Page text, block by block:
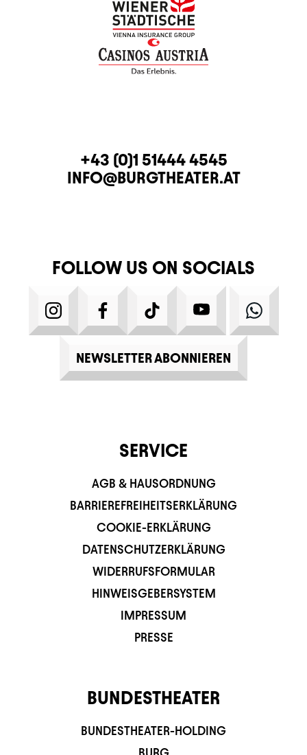
CONTACTTELEPHONE
+43 (0)1 51444 4545
E-MAIL
INFO@BURGTHEATER.AT
FOLLOW US ON SOCIALS
INSTAGRAMFACEBOOKTIKTOK YOUTUBE
NEWSLETTER ABONNIEREN
SERVICE
AGB & HAUSORDNUNG
BARRIEREFREIHEITSERKLÄRUNG
COOKIE-ERKLÄRUNG
DATENSCHUTZERKLÄRUNG
WIDERRUFSFORMULAR
HINWEISGEBERSYSTEM
IMPRESSUM
PRESSE
BUNDESTHEATER
BUNDESTHEATER-HOLDING